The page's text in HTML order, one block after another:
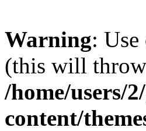
Warning:
(this will
/home/users/
content/